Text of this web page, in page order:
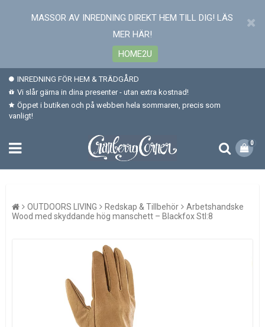
MASSOR AV INREDNING DIREKT HEM TILL DIG! LÄS
MER HÄR!
HOME2U
INREDNING FÖR HEM & TRÄDGÅRD
Vi slår gärna in dina presenter - utan extra kostnad!
Öppet i butiken och på webben hela sommaren, precis som
vanligt!
0
OUTDOORS LIVING Redskap & Tillbehör
Arbetshandske
Wood med skyddande hög manschett – Blackfox Stl:8